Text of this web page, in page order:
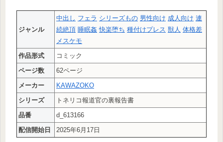
ジャンル
中出し フェラ シリーズもの 男性向け 成人向け 連
続絶頂 睡眠姦 快楽堕ち 種付けプレス 獣人 体格差
メスケモ
作品形式
コミック
ページ数
62ページ
メーカー
KAWAZOKO
シリーズ
トネリコ報道官の裏報告書
品番
d_613166
配信開始日
2025年6月17日